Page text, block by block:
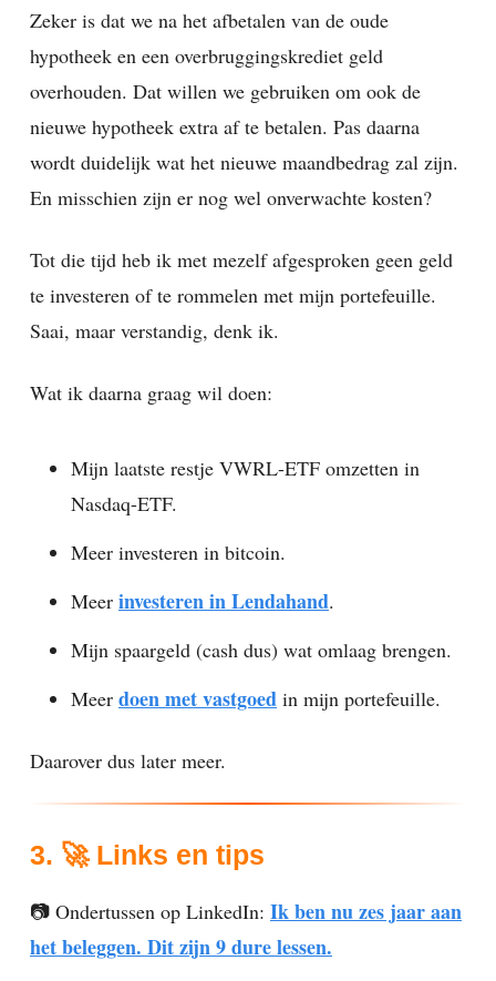
Zeker is dat we na het afbetalen van de oude
hypotheek en een overbruggingskrediet geld
overhouden. Dat willen we gebruiken om ook de
nieuwe hypotheek extra af te betalen. Pas daarna
wordt duidelijk wat het nieuwe maandbedrag zal zijn.
En misschien zijn er nog wel onverwachte kosten?
Tot die tijd heb ik met mezelf afgesproken geen geld
te investeren of te rommelen met mijn portefeuille.
Saai, maar verstandig, denk ik.
Wat ik daarna graag wil doen:
Mijn laatste restje VWRL-ETF omzetten in
Nasdaq-ETF.
Meer investeren in bitcoin.
Meer investeren in Lendahand.
Mijn spaargeld (cash dus) wat omlaag brengen.
Meer doen met vastgoed in mijn portefeuille.
Daarover dus later meer.
3. 🚀Links en tips
📷 Ondertussen op LinkedIn: Ik ben nu zes jaar aan
het beleggen. Dit zijn 9 dure lessen.